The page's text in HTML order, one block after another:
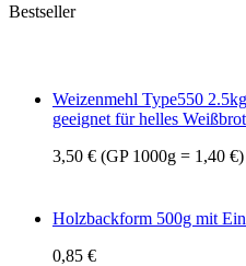
Bestseller
Weizenmehl Type550 2.5kg
geeignet für helles
3,50 € (GP 1000g = 1,40 €)
Holzbackform 500g mit
0,85 €